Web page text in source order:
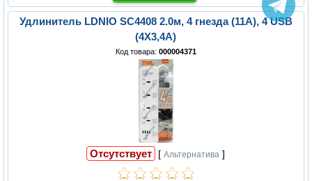
Удлинитель LDNIO SC4408 2.0м, 4 гнезда (11А), 4 USB
(4Х3,4А)
Код товара: 000004371
Отсутствует [Альтернатива ]